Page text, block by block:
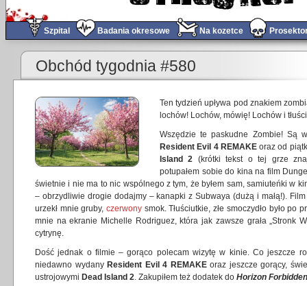
Szpital Badania okresowe Na kozetce
Godzina z Dead Island 2
Obchód tygodnia #580
Ten tydzień upływa pod znakiem
lochów! Lochów, mówię! Lochów i
Wszędzie te paskudne Zombie! Są
Resident Evil 4 REMAKEoraz od
Island 2 (krótki tekst o tej grze
potupałem sobie do kina na film
świetnie i nie ma to nic wspólnego z tym, że byłem sam, samiuteńki w
– obrzydliwie drogie dodajmy – kanapki z Subwaya (dużą i małą!).
urzekł mnie gruby,czerwony smok. Tłuściutkie, złe smoczydło było po
mnie na ekranie Michelle Rodriguez, która jak zawsze grała „Stronk
cytrynę.
Dość jednak o filmie – gorąco polecam wizytę w kinie. Co jeszcze
niedawno wydany Resident Evil 4 REMAKEoraz jeszcze gorący,
ustrojowymi Dead Island 2. Zakupiłem też dodatek do Horizon